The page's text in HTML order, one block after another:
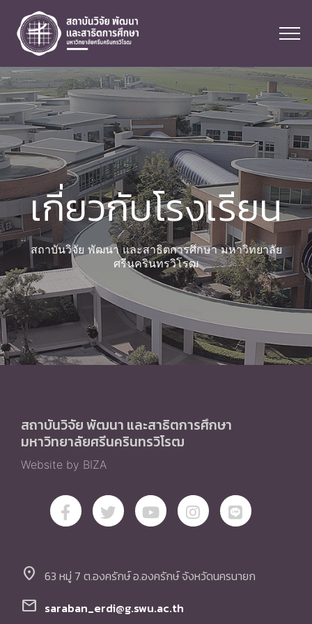
เกี่ยวกับโรงเรียน
สถาบันวิจัย พัฒนา และสาธิตการศึกษา มหาวิทยาลัย
ศรีนครินทรวิโรฒ
สถาบันวิจัย พัฒนา และสาธิตการศึกษา
มหาวิทยาลัยศรีนครินทรวิโรฒ
Website by BIZA
location_on 63 หมู่ 7 ต.องครักษ์ อ.องครักษ์ จังหวัดนครนายก
mail saraban_erdi@g.swu.ac.th